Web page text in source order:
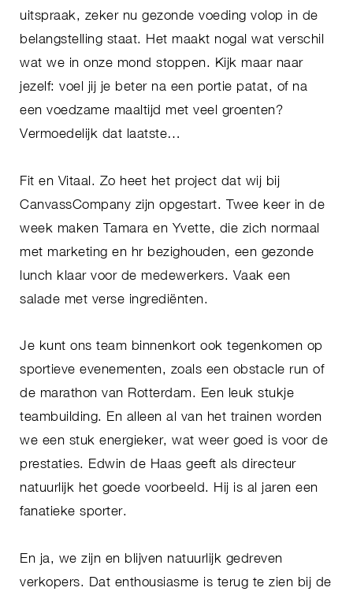
uitspraak, zeker nu gezonde voeding volop in de
belangstelling staat. Het maakt nogal wat verschil
wat we in onze mond stoppen. Kijk maar naar
jezelf: voel jij je beter na een portie patat, of na
een voedzame maaltijd met veel groenten?
Vermoedelijk dat laatste…
Fit en Vitaal. Zo heet het project dat wij bij
CanvassCompany zijn opgestart. Twee keer in de
week maken Tamara en Yvette, die zich normaal
met marketing en hr bezighouden, een gezonde
lunch klaar voor de medewerkers. Vaak een
salade met verse ingrediënten.
Je kunt ons team binnenkort ook tegenkomen op
sportieve evenementen, zoals een obstacle run of
de marathon van Rotterdam. Een leuk stukje
teambuilding. En alleen al van het trainen worden
we een stuk energieker, wat weer goed is voor de
prestaties. Edwin de Haas geeft als directeur
natuurlijk het goede voorbeeld. Hij is al jaren een
fanatieke sporter.
En ja, we zijn en blijven natuurlijk gedreven
verkopers. Dat enthousiasme is terug te zien bij de